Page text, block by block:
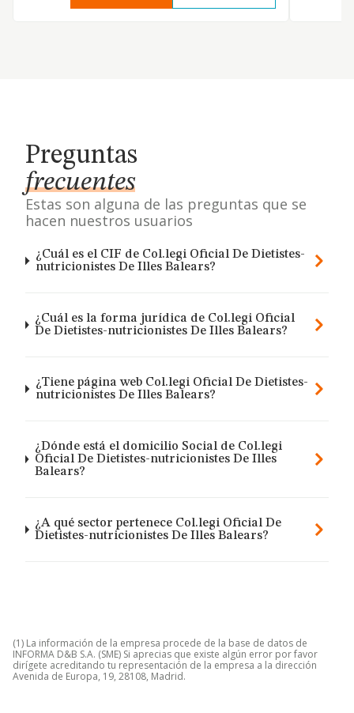
Preguntas
frecuentes
Estas son alguna de las preguntas que se
hacen nuestros usuarios
¿Cuál es el CIF de Col.legi Oficial De Dietistes-
nutricionistes De Illes Balears?
¿Cuál es la forma jurídica de Col.legi Oficial
De Dietistes-nutricionistes De Illes Balears?
¿Tiene página web Col.legi Oficial De Dietistes-
nutricionistes De Illes Balears?
¿Dónde está el domicilio Social de Col.legi
Oficial De Dietistes-nutricionistes De Illes
Balears?
¿A qué sector pertenece Col.legi Oficial De
Dietistes-nutricionistes De Illes Balears?
(1) La información de la empresa procede de la base de datos de
INFORMA D&B S.A. (SME) Si aprecias que existe algún error por favor
dirígete acreditando tu representación de la empresa a la dirección
Avenida de Europa, 19, 28108, Madrid.